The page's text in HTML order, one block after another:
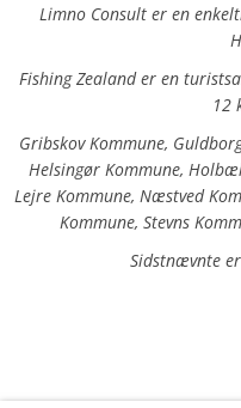
Limno Consult er en
Fishing Zealand er en
12
Gribskov Kommune,
Helsingør Kommune,
Lejre Kommune, Næstved
Kommune, Stevns
Sidstnævnte